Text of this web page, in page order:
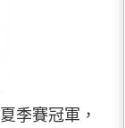
季賽冠軍，